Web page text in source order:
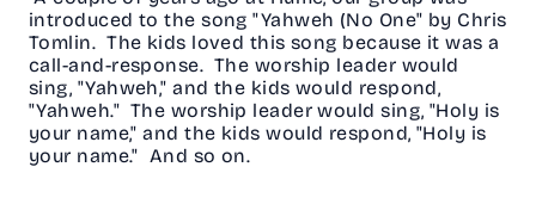
introduced to the song "Yahweh (No One" by Chris
Tomlin. The kids loved this song because it was a
call-and-response. The worship leader would
sing, "Yahweh," and the kids would respond,
"Yahweh." The worship leader would sing, "Holy is
your name," and the kids would respond, "Holy is
your name." And so on.